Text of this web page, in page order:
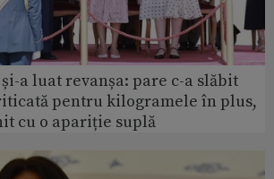
a luat revanșa: pare c-a slăbit
pentru kilogramele în plus,
cu o apariție suplă